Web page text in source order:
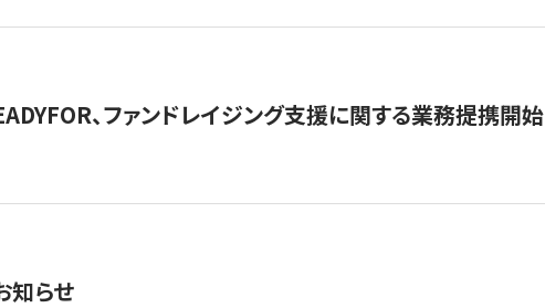
、ファンドレイジング支援に関する業務提携開始
知らせ